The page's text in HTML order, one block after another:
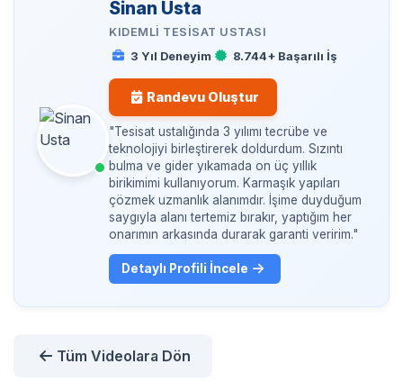
Daha detaylı bilgi almak için KırmadanTuvalet
Açma: İstanbul’un En Güvenilir Robotlu
Servisi ziyaret edebilirsiniz.
sistemden uzaklaştırıyor ve suyun normal akışını tekrar
4 İşlem bittikten sonra su akışı kontrol edilerek pimaşın
Siz de iş yerinizde veya evinizde banyoyu savaş alanına
çevirmeden profesyonel bir destek almak isterseniz
İstanbul Tesisat ekiplerimizden kırmadanrobotla açma
veya
kameralı su kaçağıtespiti hizmetlerimiz için
servis kaydı oluşturabilirsiniz.
Daha detaylı bilgi almak için KırmadanTuvalet
Açma: İstanbul’un En Güvenilir Robotlu
Servisi ziyaret edebilirsiniz.
Sinan Usta
KIDEMLI TESISAT USTASI
3 Yıl Deneyim
8.744+ Başarılı İş
Randevu Oluştur
"Tesisat ustalığında 3 yılımı tecrübe ve
teknolojiyi birleştirerek doldurdum. Sızıntı
bulma ve gider yıkamada on üç yıllık
birikimimi kullanıyorum. Karmaşık yapıları
çözmek uzmanlık alanımdır. İşime duyduğum
saygıyla alanı tertemiz bırakır, yaptığım her
onarımın arkasında durarak garanti veririm."
Detaylı Profili İncele
Tüm Videolara Dön